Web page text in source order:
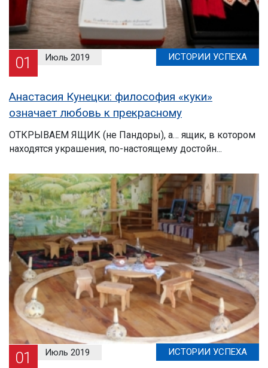
01 Июль 2019 ИСТОРИИ УСПЕХА
Анастасия Кунецки: философия «куки»
означает любовь к прекрасному
ОТКРЫВАЕМ ЯЩИК (не Пандоры), а… ящик, в котором
находятся украшения, по-настоящему достойн...
01 Июль 2019 ИСТОРИИ УСПЕХА